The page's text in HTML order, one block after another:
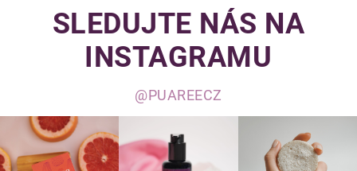
SLEDUJTE NÁS NA
INSTAGRAMU
@PUAREECZ